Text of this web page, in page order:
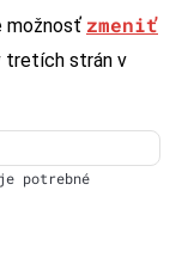
možnosť zmeniť
tretích strán v
potrebné